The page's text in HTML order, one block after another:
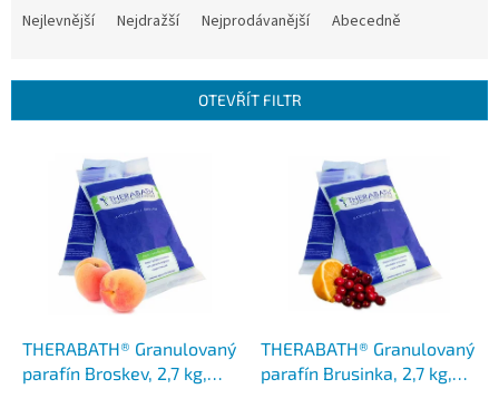
í
Nejlevnější Nejdražší Nejprodávanější Abecedně
OTEVŘÍT FILTR
THERABATH® Granulovaný
parafín Broskev, 2,7 kg,
THERABATH® Granulovaný
parafín Brusinka, 2,7 kg,